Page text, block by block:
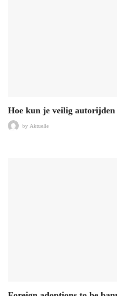
Hoe kun je veilig autorijden
by Aktuelle